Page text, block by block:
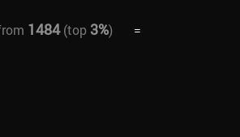
1484(top 3%) =